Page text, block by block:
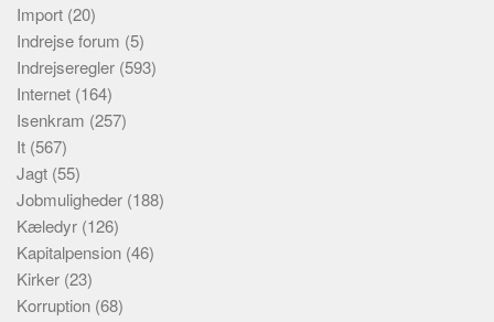
Import (20)
Indrejse forum (5)
Indrejseregler (593)
Internet (164)
Isenkram (257)
It (567)
Jagt (55)
Jobmuligheder (188)
Kæledyr (126)
Kapitalpension (46)
Kirker (23)
Korruption (68)